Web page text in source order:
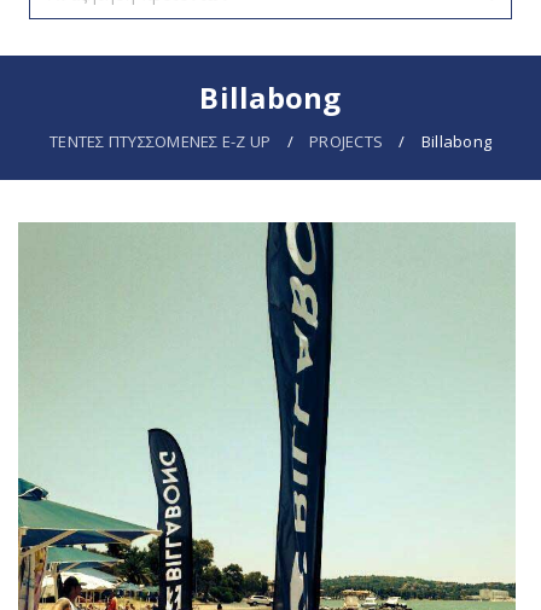
Billabong
ΤΕΝΤΕΣ ΠΤΥΣΣΟΜΕΝΕΣ E-Z UP / PROJECTS / Billabong